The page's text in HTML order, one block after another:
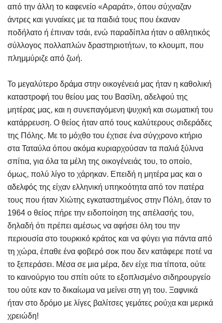
από την άλλη το καφενείο «Αραράτ», όπου σύχναζαν
άντρες και γυναίκες με τα παιδιά τους που έκαναν
ποδήλατο ή έπιναν τσάι, ενώ παραδίπλα ήταν ο αθλητικός
σύλλογος πολλαπλών δραστηριοτήτων, το κλουμπ, που
πλημμύριζε από ζωή.
Το μεγαλύτερο δράμα στην οικογένειά μας ήταν η καθολική
καταστροφή του θείου μας του Βασίλη, αδελφού της
μητέρας μας, και η συνεπαγόμενη ψυχική και σωματική του
κατάρρευση. Ο θείος ήταν από τους καλύτερους σιδεράδες
της Πόλης. Με το μόχθο του έχτισε ένα σύγχρονο κτήριο
στα Ταταύλα όπου ακόμα κυριαρχούσαν τα παλιά ξύλινα
σπίτια, για όλα τα μέλη της οικογένειάς του, το οποίο,
όμως, πολύ λίγο το χάρηκαν. Επειδή η μητέρα μας και ο
αδελφός της είχαν ελληνική υπηκοότητα από τον πατέρα
τους που ήταν Χιώτης εγκαταστημένος στην Πόλη, όταν το
1964 ο θείος πήρε την ειδοποίηση της απέλασής του,
δηλαδή ότι πρέπει αμέσως να αφήσει όλη του την
περιουσία στο τουρκικό κράτος και να φύγει για πάντα από
τη χώρα, έπαθε ένα φοβερό σοκ που δεν κατάφερε ποτέ να
το ξεπεράσει. Μέσα σε μια μέρα, δεν είχε πια τίποτα, ούτε
το καινούργιο του σπίτι ούτε το εξοπλισμένο σιδηρουργείο
του ούτε καν το δικαίωμα να μείνει στη γη του. Ξαφνικά
ήταν στο δρόμο με λίγες βαλίτσες γεμάτες ρούχα και μερικά
χρειώδη!